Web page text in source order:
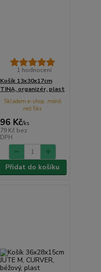
1 hodnocení
Košík 13x30x17cm
TINA, organizér, plast
96 Kč/ks
79 Kč bez
DPH
Skladem e-shop, méně
než 5ks
Přidat do košíku